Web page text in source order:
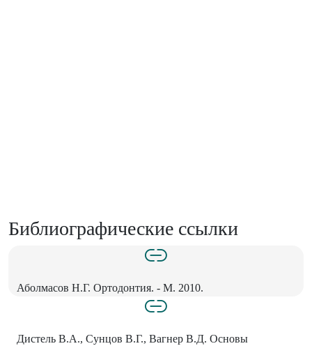
Библиографические ссылки
Аболмасов Н.Г. Ортодонтия. - М. 2010.
Дистель В.А., Сунцов В.Г., Вагнер В.Д. Основы